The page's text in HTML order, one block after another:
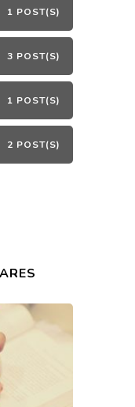
1 POST(S)
3 POST(S)
1 POST(S)
2 POST(S)